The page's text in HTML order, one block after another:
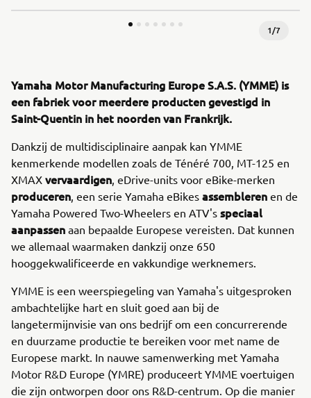
1/7
Yamaha Motor Manufacturing Europe S.A.S. (YMME) is
een fabriek voor meerdere producten gevestigd in
Saint-Quentin in het noorden van Frankrijk.
Dankzij de multidisciplinaire aanpak kan YMME
kenmerkende modellen zoals de Ténéré 700, MT-125 en
XMAX vervaardigen, eDrive-units voor eBike-merken
produceren, een serie Yamaha eBikes assembleren en de
Yamaha Powered Two-Wheelers en ATV's speciaal
aanpassen aan bepaalde Europese vereisten. Dat kunnen
we allemaal waarmaken dankzij onze 650
hooggekwalificeerde en vakkundige werknemers.
YMME is een weerspiegeling van Yamaha's uitgesproken
ambachtelijke hart en sluit goed aan bij de
langetermijnvisie van ons bedrijf om een concurrerende
en duurzame productie te bereiken voor met name de
Europese markt. In nauwe samenwerking met Yamaha
Motor R&D Europe (YMRE) produceert YMME voertuigen
die zijn ontworpen door ons R&D-centrum. Op die manier